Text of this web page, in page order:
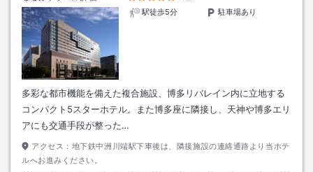
駅徒歩5分
駐車場あり
多彩な都市機能を備えた複合施設、博多リバレイン内に立地する
コンパクト5スターホテル。また博多座に隣接し、天神や博多エリ
アにも交通手段が整った…
アクセス： 地下鉄中洲川端駅下車後は、隣接施設の連絡通路より当ホテ
ルへお進みください。